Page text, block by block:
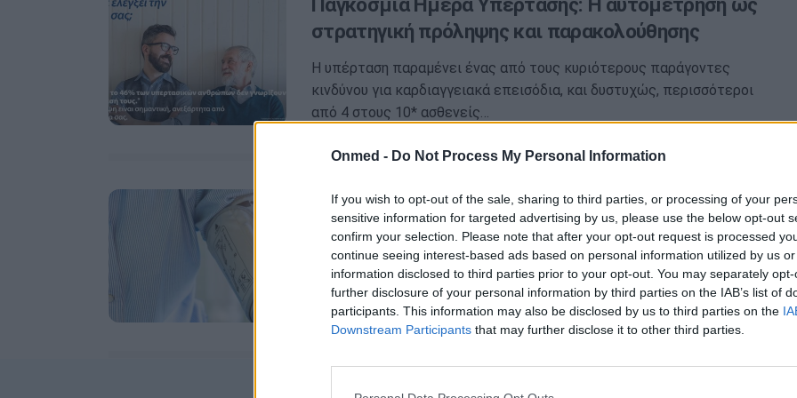
Onmed - Do Not Process My Personal Information
If you wish to opt-out of the sale, sharing to third parties, or processing of your
sensitive information for targeted advertising by us, please use the below opt-out
confirm your selection. Please note that after your opt-out request is processed
continue seeing interest-based ads based on personal information utilized by us
information disclosed to third parties prior to your opt-out. You may separately
further disclosure of your personal information by third parties on the IAB’s list of
participants. This information may also be disclosed by us to third parties on the
Downstream Participants that may further disclose it to other third parties.
Παγκόσμια Ημέρα Υπέρτασης: Η αυτομέτρηση ως
στρατηγική πρόληψης και παρακολούθησης
Η υπέρταση παραμένει ένας από τους κυριότερους παράγοντες
κινδύνου για καρδιαγγειακά επεισόδια, και δυστυχώς, περισσότεροι
από 4 στους 10* ασθενείς…
Υπέρταση: Τα επικίνδυνα όρια και η σχέση με την
καρδιακή ανεπάρκεια
Στην εκπαίδευση, ενημέρωση και ευαισθητοποίηση πολιτών, γιατρών
και παρόχων υγείας, συνεχίζει να «επενδύει» η Ελληνική
Καρδιολογική Εταιρία (ΕΚΕ), υποστηρίζοντας ότι…